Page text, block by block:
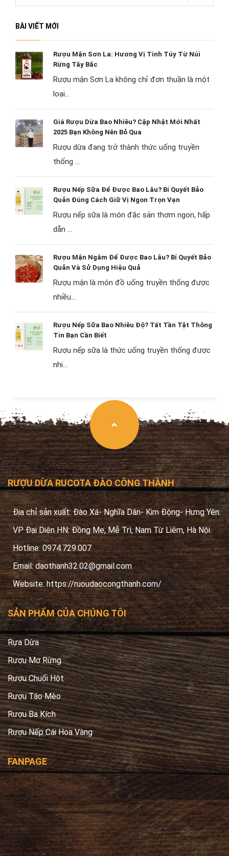
BÀI VIẾT MỚI
Rượu Mận Sơn La: Hương Vị Tinh Túy Từ Núi
Rừng Tây Bắc
Rượu mận Sơn La không chỉ đơn thuần là một
loại...
Giá Rượu Dừa Bao Nhiêu? Cập Nhật Mới Nhất
2025 Bạn Không Nên Bỏ Qua
Rượu dừa đang trở thành thức uống truyền
thống ...
Rượu Nếp Sữa Để Được Bao Lâu? Bí Quyết Bảo
Quản Đúng Cách Giữ Vị Ngon Trọn Vẹn
Rượu nếp sữa là món đặc sản thơm ngon, hấp
dẫn ...
Rượu Mận Ngâm Để Được Bao Lâu? Bí Quyết Bảo
Quản Và Sử Dụng Hiệu Quả
Rượu mận là món đồ uống truyền thống được
nhiều...
Rượu Nếp Sữa Bao Nhiêu Độ? Tất Tần Tật Thông
Tin Bạn Cần Biết
Rượu nếp sữa là thức uống truyền thống được
nhi...
RƯỢU DỪA RUCOTA ĐÀO CÔNG THÀNH
Địa chỉ sản xuất: Đào Xá- Nghĩa Dân- Kim Động- Hưng Yên.
VP Đại Diện HN: Đồng Me, Mễ Trì, Nam Từ Liêm, Hà Nội.
Hotline: 0974.729.007
Email: daothanh32.02@gmail.com
Website: https://ruoudaocongthanh.com/
SẢN PHẨM CỦA CHÚNG TÔI
Rựa Dừa
Rượu Mơ Rừng
Rượu Chuối Hột
Rượu Táo Mèo
Rượu Ba Kích
Rượu Nếp Cái Hoa Vàng
FANPAGE